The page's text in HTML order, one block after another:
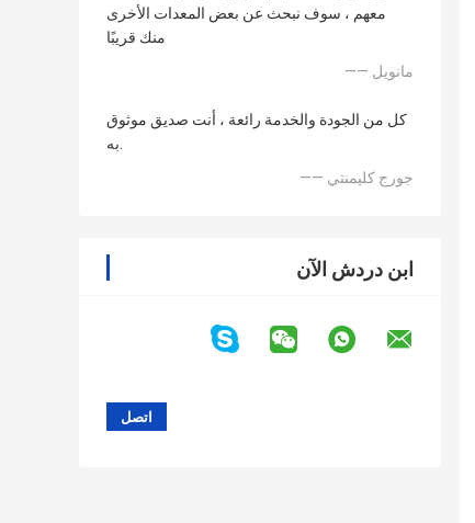
معهم ، سوف نبحث عن بعض المعدات الأخرى
منك قريبًا
—— مانويل
كل من الجودة والخدمة رائعة ، أنت صديق موثوق
به.
—— جورج كليمنتي
ابن دردش الآن